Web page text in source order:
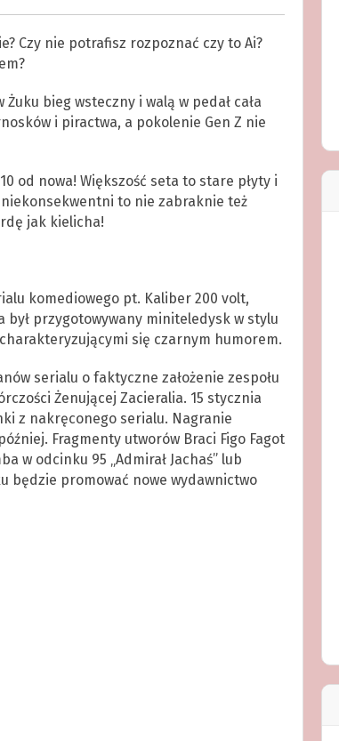
Czy nie potrafisz rozpoznać czy to Ai?
bieg wsteczny i walą w pedał cała
i piractwa, a pokolenie Gen Z nie
od nowa! Większość seta to stare płyty i
niekonsekwentni to nie zabraknie też
jak kielicha!
komediowego pt. Kaliber 200 volt,
był przygotowywany miniteledysk w stylu
się czarnym humorem.
serialu o faktyczne założenie zespołu
Żenującej Zacieralia. 15 stycznia
z nakręconego serialu. Nagranie
Fragmenty utworów Braci Figo Fagot
w odcinku 95 „Admirał Jachaś” lub
będzie promować nowe wydawnictwo